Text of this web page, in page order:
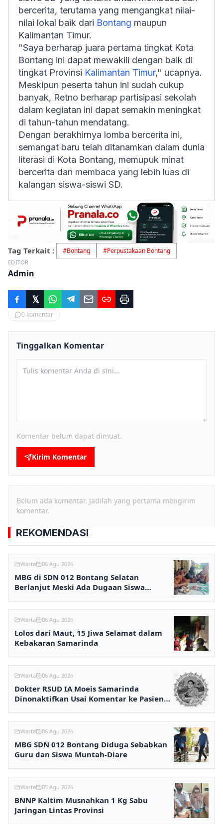
bercerita, terutama yang mengangkat nilai-
nilai lokal baik dari Bontang maupun
Kalimantan Timur.
"Saya berharap juara pertama tingkat Kota
Bontang ini dapat mewakili dengan baik di
tingkat Provinsi Kalimantan Timur," ucapnya.
Meskipun peserta tahun ini sudah cukup
banyak, Retno berharap partisipasi sekolah
dalam kegiatan ini dapat semakin meningkat
di tahun-tahun mendatang.
Dengan berakhirnya lomba bercerita ini,
semangat baru telah ditanamkan dalam dunia
literasi di Kota Bontang, memupuk minat
bercerita dan membaca yang lebih luas di
kalangan siswa-siswi SD.
Tag Terkait : #Bontang #Perpustakaan Bontang
EDITOR
Admin
0 komentar
Tinggalkan Komentar
Komentar belum dapat dimuat.
Kirim Komentar
Belum ada komentar. Jadilah yang pertama mengirim
komentar.
REKOMENDASI
Warta 06 Agu 2026
MBG di SDN 012 Bontang Selatan
Berlanjut Meski Ada Dugaan Siswa
Warta 06 Agu 2026
Lolos dari Maut, 15 Jiwa Selamat dalam
Kebakaran Samarinda
Warta 06 Agu 2026
Dokter RSUD IA Moeis Samarinda
Dinonaktifkan Usai Komentar ke Pasien
Warta 06 Agu 2026
MBG SDN 012 Bontang Diduga Sebabkan
Guru dan Siswa Muntah-Diare
Warta 05 Agu 2026
BNNP Kaltim Musnahkan 1 Kg Sabu
Jaringan Lintas Provinsi